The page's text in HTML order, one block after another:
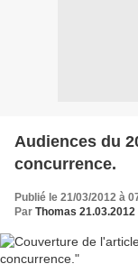
Audiences du
concurrence.
Publié le 21/03/2012 à
Par Thomas 21.03.2012